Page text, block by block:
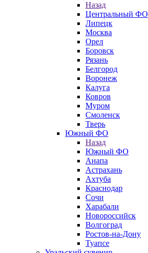
Назад
Центральный ФО
Липецк
Москва
Орел
Боровск
Рязань
Белгород
Воронеж
Калуга
Ковров
Муром
Смоленск
Тверь
Южный ФО
Назад
Южный ФО
Анапа
Астрахань
Ахтуба
Краснодар
Сочи
Харабали
Новороссийск
Волгоград
Ростов-на-Дону
Туапсе